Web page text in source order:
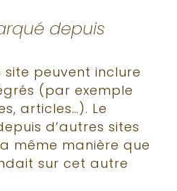
depuis
peuvent inclure
(par exemple
articles…). Le
d’autres sites
même manière que
sur cet autre